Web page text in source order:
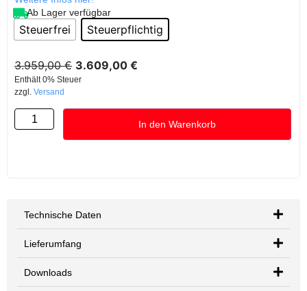
Ab Lager verfügbar
Steuerfrei Steuerpflichtig
3.959,00€ 3.609,00 €
Enthält 0% Steuer
zzgl. Versand
In den Warenkorb
Technische Daten
Lieferumfang
Downloads